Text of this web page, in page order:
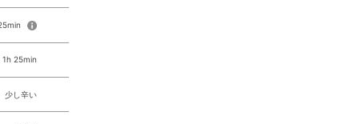
1h 25min
少し辛い